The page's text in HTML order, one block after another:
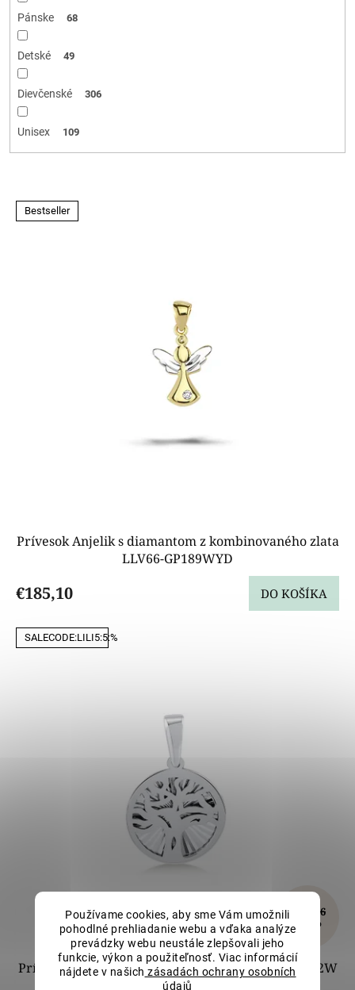
Používame cookies, aby sme Vám umožnili
pohodlné prehliadanie webu a vďaka analýze
prevádzky webu neustále zlepšovali jeho
funkcie, výkon a použiteľnosť. Viac informácií
nájdete v našich zásadách ochrany osobních
údajů
Pánske 68
Detské 49
Dievčenské 306
Unisex 109
V Bestseller
Prívesok Anjelik s diamantom z kombinovaného zlata
LLV66-GP189WYD
€185,10 DO KOŠÍKA
SALECODE:LILI5:5:%
€185,66
–10 %
Prívesok Strom života z bieleho zlata LLV82-GP002W